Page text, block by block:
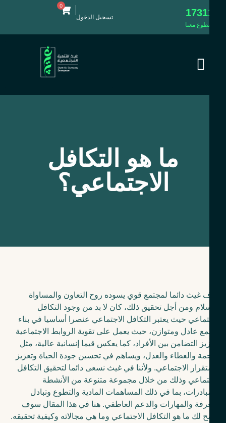
تطوع معنا
تسجيل الدخول
ما هو التكافل
الاجتماعي؟
غيث دائما لمجتمع قوي يسوده روح التعاون والمساواة
ومن أجل تحقيق ذلك، كان لا بد من وجود التكافل
حيث يعتبر التكافل الاجتماعي عنصرا أساسيا في بناء
عادل ومتوازن، حيث يعمل على تقوية الروابط الاجتماعية
التضامن بين الأفراد، كما يعكس قيما إنسانية عالية، مثل
والعطاء والعدل، ويساهم في تحسين جودة الحياة وتعزيز
الاجتماعي.ولأننا في غيث نسعى دائما لتحقيق التكافل
وذلك من خلال مجموعة متنوعة من الأنشطة
بما في ذلك المساهمات المادية والتطوع وتبادل
والمهارات والدعم العاطفي.هنا في هذا المقال سوف
لك ما هو التكافل الاجتماعي وما هي مجالاته وكيفية تحقيقه.